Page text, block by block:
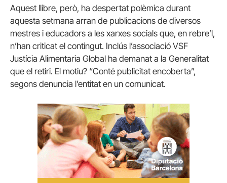
Aquest llibre, però, ha despertat polèmica durant
aquesta setmana arran de publicacions de diversos
mestres i educadors a les xarxes socials que, en rebre’l,
n’han criticat el contingut. Inclús l’associació VSF
Justícia Alimentaria Global ha demanat a la Generalitat
que el retiri. El motiu? “Conté publicitat encoberta”,
segons denuncia l’entitat en un comunicat.